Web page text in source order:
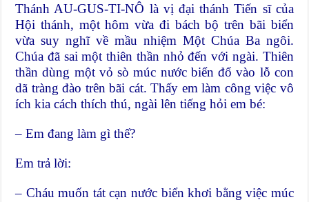
Thánh AU-GUS-TI-NÔ là vị đại thánh Tiến sĩ của
Hội thánh, một hôm vừa đi bách bộ trên bãi biển
vừa suy nghĩ về mầu nhiệm Một Chúa Ba ngôi.
Chúa đã sai một thiên thần nhỏ đến với ngài. Thiên
thần dùng một vỏ sò múc nước biển đổ vào lỗ con
dã tràng đào trên bãi cát. Thấy em làm công việc vô
ích kia cách thích thú, ngài lên tiếng hỏi em bé:
– Em đang làm gì thế?
Em trả lời:
– Cháu muốn tát cạn nước biển khơi bằng việc múc